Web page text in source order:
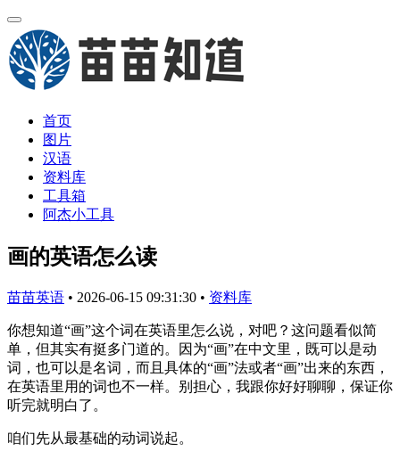
首页
图片
汉语
资料库
工具箱
阿杰小工具
画的英语怎么读
苗苗英语 • 2026-06-15 09:31:30 • 资料库
你想知道“画”这个词在英语里怎么说，对吧？这问题看似简
单，但其实有挺多门道的。因为“画”在中文里，既可以是动
词，也可以是名词，而且具体的“画”法或者“画”出来的东西，
在英语里用的词也不一样。别担心，我跟你好好聊聊，保证你
听完就明白了。
咱们先从最基础的动词说起。